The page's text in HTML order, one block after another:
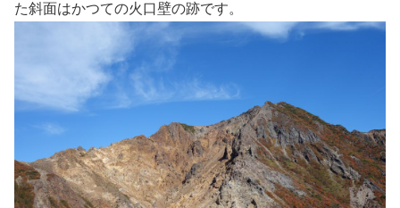
た斜面はかつての火口壁の跡です。